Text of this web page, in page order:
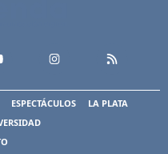
ESPECTÁCULOS
LA PLATA